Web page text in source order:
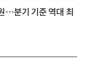
…분기 기준 역대 최